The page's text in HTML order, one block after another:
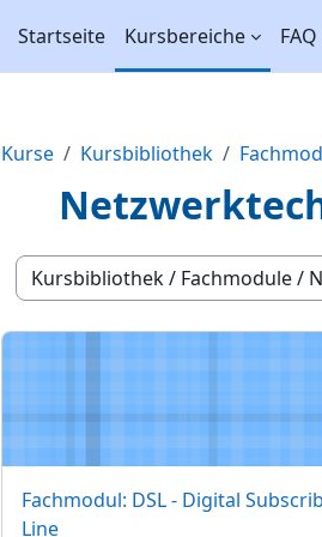
Startseite
Kursbereiche FAQ
Kurse Kursbibliothek
Kursbereiche
Fachmodul: DSL - Digital Subscriber
Kursname
Fachmodul: DSL - Digital
Line